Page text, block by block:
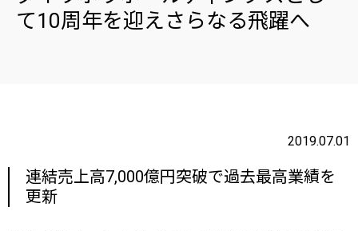
て10周年を迎えさらなる飛躍へ
2019.07.01
連結売上高7,000億円突破で過去最高業績を
更新